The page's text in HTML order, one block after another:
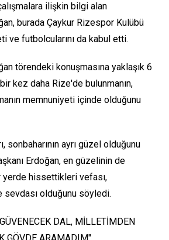
ilişkin bilgi alan
burada Çaykur Rizespor Kulübü
ve futbolcularını da kabul etti.
törendeki konuşmasına yaklaşık 6
bir kez daha Rize'de bulunmanın,
memnuniyeti içinde olduğunu
sonbaharının ayrı güzel olduğunu
Erdoğan, en güzelinin de
yerde hissettikleri vefası,
sevdası olduğunu söyledi.
DAL, MİLLETİMDEN